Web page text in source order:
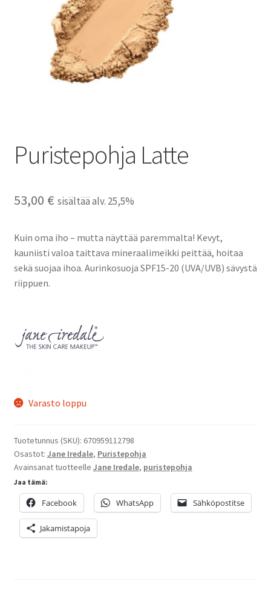
Peruutusehdot
Kauneushoitola
Ekokampaamo
Yhteystiedot
Toimitusehdot
Oma tili
Kanta-asiakas
Tietosuojaseloste
Puristepohja Latte
53,00 € sisältää alv. 25,5%
Kuin oma iho – mutta näyttää paremmalta! Kevyt,
kauniisti valoa taittava mineraalimeikki peittää, hoitaa
sekä suojaa ihoa. Aurinkosuoja SPF15-20 (UVA/UVB) sävystä
riippuen.
Varasto loppu
Tuotetunnus (SKU): 670959112798
Osastot: Jane Iredale, Puristepohja
Avainsanat tuotteelle Jane Iredale, puristepohja
Jaa tämä:
Facebook WhatsApp Sähköpostitse
Jakamistapoja